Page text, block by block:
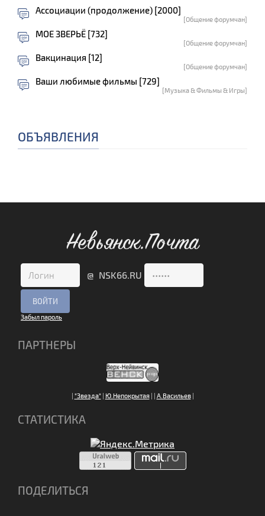
Ассоциации (продолжение) [2000]
[Общение форумчан]
МОЕ ЗВЕРЬЁ [732]
[Общение форумчан]
Вакцинация [12]
[Общение форумчан]
Ваши любимые фильмы [729]
[Музыка & Фильмы & Игры]
ОБЪЯВЛЕНИЯ
Невьянск.Почта
@ NSK66.RU
Забыл пароль
ПАРТНЕРЫ
| "Звезда"| Ю.Непокрытая| | А.Васильев|
СТАТИСТИКА
ПОДЕЛИТЬСЯ